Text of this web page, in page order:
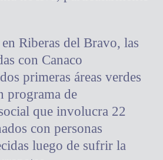
Riberas del Bravo, las
con Canaco
primeras áreas verdes
programa de
que involucra 22
con personas
luego de sufrir la